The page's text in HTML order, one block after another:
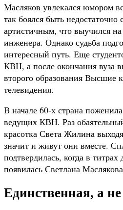
Масляков увлекался юмором
так боялся быть
артистичным, что выучился
инженера. Однако судьба
интересный путь. Еще
КВН, а после окончания вуза
второго образования Высшие
телевидения.
В начале 60-х страна
ведущих КВН. Раз
красотка Света Жилина
значит и живут они вместе.
подтвердилась, когда в титрах
появилась Светлана
Единственная, а